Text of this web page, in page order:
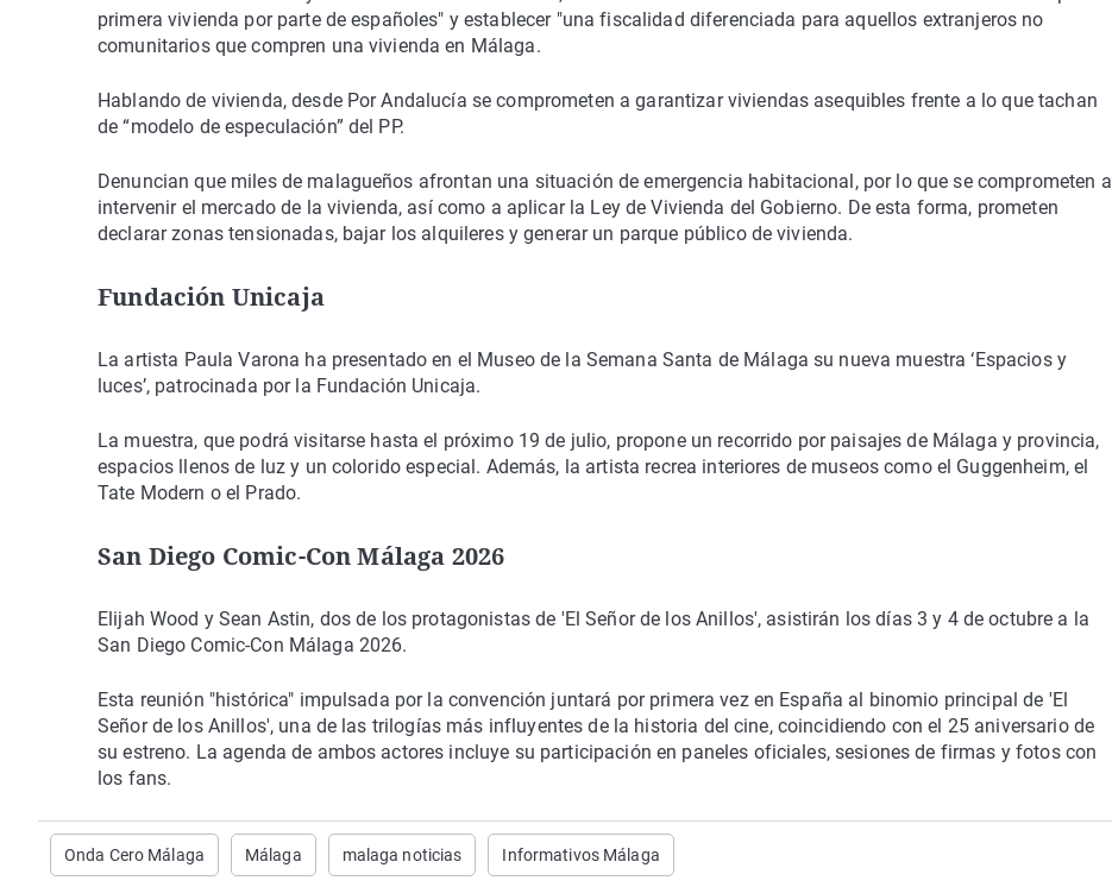
primera vivienda por parte de españoles" y establecer "una fiscalidad diferenciada para aquellos extranjeros no
comunitarios que compren una vivienda en Málaga.
Hablando de vivienda, desde Por Andalucía se comprometen a garantizar viviendas asequibles frente a lo que tachan
de “modelo de especulación” del PP.
Denuncian que miles de malagueños afrontan una situación de emergencia habitacional, por lo que se comprometen a
intervenir el mercado de la vivienda, así como a aplicar la Ley de Vivienda del Gobierno. De esta forma, prometen
declarar zonas tensionadas, bajar los alquileres y generar un parque público de vivienda.
Fundación Unicaja
La artista Paula Varona ha presentado en el Museo de la Semana Santa de Málaga su nueva muestra ‘Espacios y
luces’, patrocinada por la Fundación Unicaja.
La muestra, que podrá visitarse hasta el próximo 19 de julio, propone un recorrido por paisajes de Málaga y provincia,
espacios llenos de luz y un colorido especial. Además, la artista recrea interiores de museos como el Guggenheim, el
Tate Modern o el Prado.
San Diego Comic-Con Málaga 2026
Elijah Wood y Sean Astin, dos de los protagonistas de 'El Señor de los Anillos', asistirán los días 3 y 4 de octubre a la
San Diego Comic-Con Málaga 2026.
Esta reunión "histórica" impulsada por la convención juntará por primera vez en España al binomio principal de 'El
Señor de los Anillos', una de las trilogías más influyentes de la historia del cine, coincidiendo con el 25 aniversario de
su estreno. La agenda de ambos actores incluye su participación en paneles oficiales, sesiones de firmas y fotos con
los fans.
Onda Cero Málaga Málaga malaga noticias Informativos Málaga